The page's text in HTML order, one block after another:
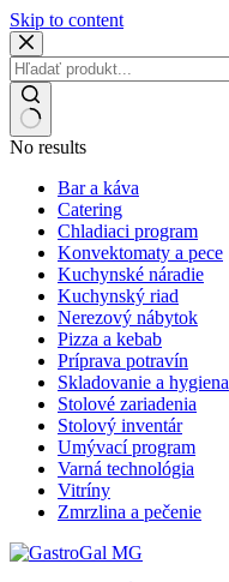
Skip to content
No results
Bar a káva
Catering
Chladiaci program
Konvektomaty a pece
Kuchynské náradie
Kuchynský riad
Nerezový nábytok
Pizza a kebab
Príprava potravín
Skladovanie a hygiena
Stolové zariadenia
Stolový inventár
Umývací program
Varná technológia
Vitríny
Zmrzlina a pečenie